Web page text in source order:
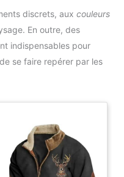
discrets, aux couleurs
En outre, des
indispensables pour
se faire repérer par les